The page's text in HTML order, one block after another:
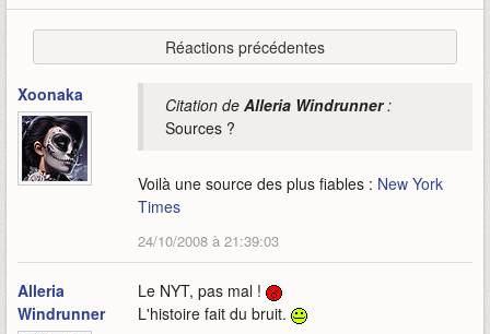
Réactions précédentes
Xoonaka Citation de Alleria Windrunner:
Sources ?
Voilà une source des plus fiables : New York
Times
24/10/2008 à 21:39:03
Alleria
Windrunner
Le NYT, pas mal !
L'histoire fait du bruit.